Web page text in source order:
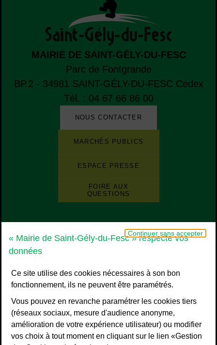
Continuer sans accepter
« Mairie de Saint-Gély-du-Fesc » respecte vos
données
Ce site utilise des cookies nécessaires à son bon
fonctionnement, ils ne peuvent être paramétrés.
Vous pouvez en revanche paramétrer les cookies tiers
(réseaux sociaux, mesure d'audience anonyme,
amélioration de votre expérience utilisateur) ou modifier
vos choix à tout moment en cliquant sur le lien «Gestion
MAIRIE DE SAINT-GÉLY-DU-FESC
Parc de Fontgrande
BP.2 - 34981 SAINT-GÉLY-DU-FESC Cedex
Tél. : 04 67 66 86 00
NOUS CONTACTER
MARCHÉS PUBLICS
ESPACE PRESSE
FOIRE AUX
QUESTIONS
Grand Pic Saint-Loup - Communauté
Liens bas de page Mentions légales